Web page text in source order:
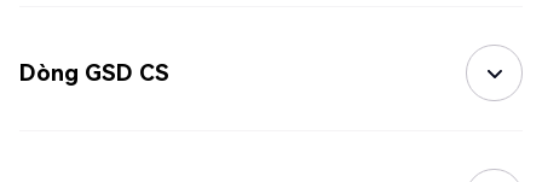
Dòng GSD CS